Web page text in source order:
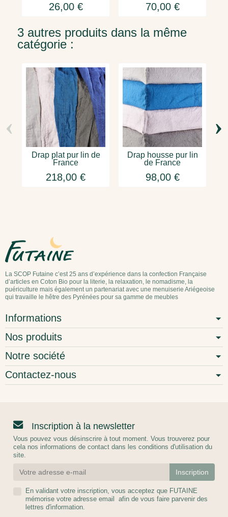
26,00 € 70,00 €
3 autres produits dans la même
catégorie :
Drap plat pur lin de
France
218,00 €
Drap housse pur lin
de France
98,00 €
‹ ›
La SCOP Futaine c’est 25 ans d’expérience dans la confection Française
d’articles en Coton Bio pour la literie, la relaxation, le nomadisme, la
puériculture mais également un partenariat avec une menuiserie Ariégeoise
qui travaille le hêtre des Pyrénées pour sa gamme de meubles
Informations
Nos produits
Notre société
Contactez-nous
Inscription à la newsletter
Vous pouvez vous désinscrire à tout moment. Vous trouverez pour
cela nos informations de contact dans les conditions d'utilisation du
site.
En validant votre inscription, vous acceptez que FUTAINE
mémorise votre adresse email afin de vous faire parvenir des
lettres d'information.